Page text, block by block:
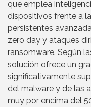
que emplea
dispositivos frente a
persistentes
zero day y ataques
ransomware. Según
solución ofrece un
significativamente
del malware y de las
muy por encima del